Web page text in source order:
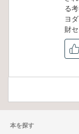
る
ヨ
財
本を探す